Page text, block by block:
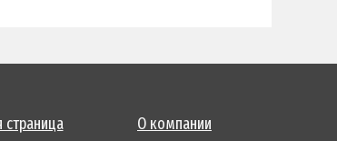
страница
О компании